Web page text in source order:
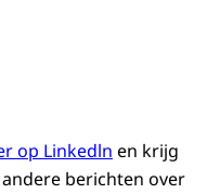
op Linkedln en krijg
berichten over